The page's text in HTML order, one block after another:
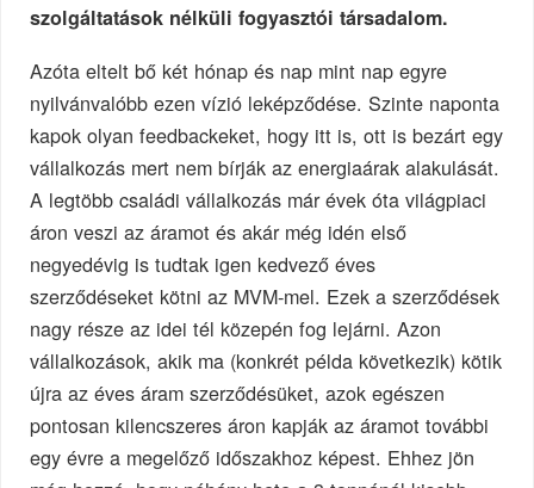
szolgáltatások nélküli fogyasztói társadalom.
Azóta eltelt bő két hónap és nap mint nap egyre
nyilvánvalóbb ezen vízió leképződése. Szinte naponta
kapok olyan feedbackeket, hogy itt is, ott is bezárt egy
vállalkozás mert nem bírják az energiaárak alakulását.
A legtöbb családi vállalkozás már évek óta világpiaci
áron veszi az áramot és akár még idén első
negyedévig is tudtak igen kedvező éves
szerződéseket kötni az MVM-mel. Ezek a szerződések
nagy része az idei tél közepén fog lejárni. Azon
vállalkozások, akik ma (konkrét példa következik) kötik
újra az éves áram szerződésüket, azok egészen
pontosan kilencszeres áron kapják az áramot további
egy évre a megelőző időszakhoz képest. Ehhez jön